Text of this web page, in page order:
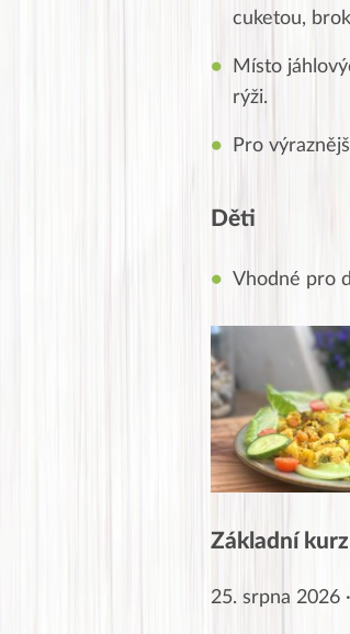
cuketou,
Místo
rýži.
Pro
Děti
Vhodné pro
Základní
25. srpna 2026